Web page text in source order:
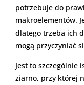
potrzebuje do
makroelementów.
dlatego trzeba ich
mogą przyczyniać
Jest to szczególnie
ziarno, przy której